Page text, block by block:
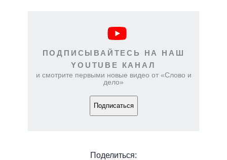
ПОДПИСЫВАЙТЕСЬ НА НАШ
YOUTUBE КАНАЛ
и смотрите первыми новые видео от «Слово и
дело»
Подписаться
Поделиться: